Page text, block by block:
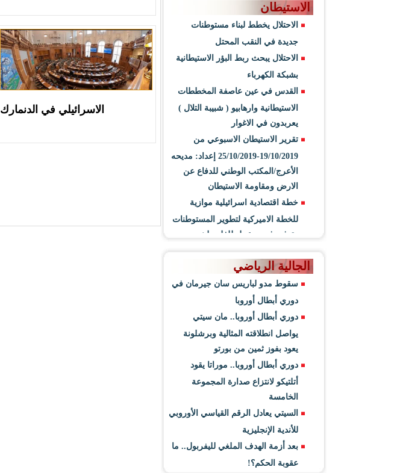
الاستيطان
الاحتلال يخطط لبناء مستوطنات
جديدة في النقب المحتل
الاحتلال يبحث ربط البؤر الاستيطانية
بشبكة الكهرباء
القدس في عين عاصفة المخططات
الاستيطانية وارهابيو ( شبيبة التلال )
يعربدون في الاغوار
تقرير الاستيطان الاسبوعي من
19/10/2019-25/10/2019 إعداد: مديحه
الأعرج/المكتب الوطني للدفاع عن
الارض ومقاومة الاستيطان
خطة اقتصادية اسرائيلية موازية
للخطة الاميركية لتطوير المستوطنات
وتوفير فرص عمل للفلسطينيين
الجالية الرياضي
سقوط مدو لباريس سان جيرمان في
دوري أبطال أوروبا
دوري أبطال أوروبا.. مان سيتي
يواصل انطلاقته المثالية وبرشلونة
يعود بفوز ثمين من بورتو
دوري أبطال أوروبا.. موراتا يقود
أتلتيكو لانتزاع صدارة المجموعة
الخامسة
السيتي يعادل الرقم القياسي الأوروبي
للأندية الإنجليزية
بعد أزمة الهدف الملغي لليفربول.. ما
عقوبة الحكم؟!
الاسرائيلي في الدنمارك